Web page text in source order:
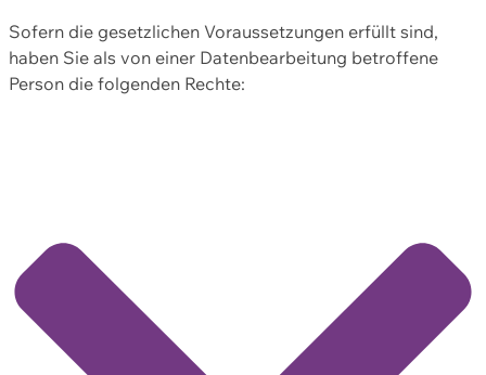
Sofern die gesetzlichen Voraussetzungen erfüllt sind,
haben Sie als von einer Datenbearbeitung betroffene
Person die folgenden Rechte: